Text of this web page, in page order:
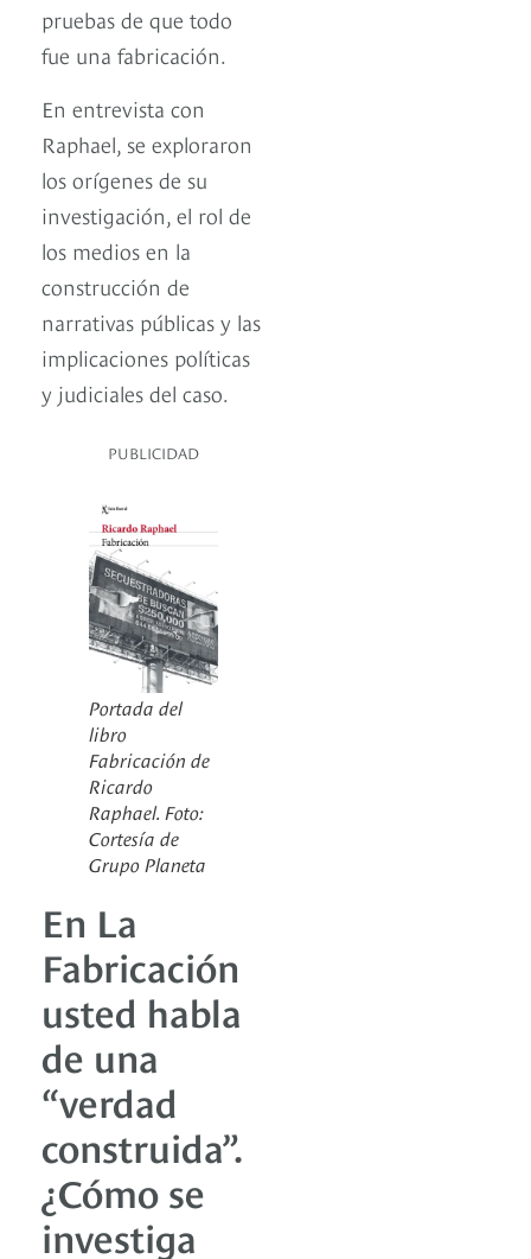
pruebas de que todo
fue una fabricación.
En entrevista con
Raphael, se exploraron
los orígenes de su
investigación, el rol de
los medios en la
construcción de
narrativas públicas y las
implicaciones políticas
y judiciales del caso.
PUBLICIDAD
Portada del
libro
Fabricación de
Ricardo
Raphael. Foto:
Cortesía de
Grupo Planeta
En La
Fabricación
usted habla
de una
“verdad
construida”.
¿Cómo se
investiga